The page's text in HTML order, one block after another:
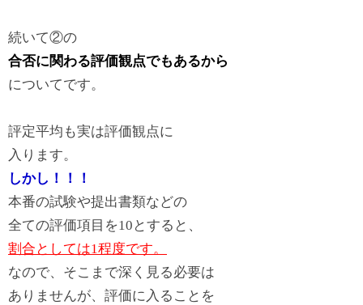
続いて②の
合否に関わる評価観点でもあるから
についてです。
評定平均も実は評価観点に
入ります。
しかし！！！
本番の試験や提出書類などの
全ての評価項目を10とすると、
割合としては1程度です。
なので、そこまで深く見る必要は
ありませんが、評価に入ることを